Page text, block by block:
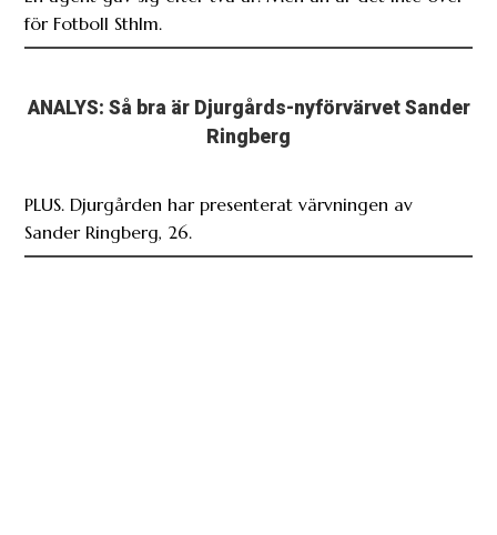
för Fotboll Sthlm.
ANALYS: Så bra är Djurgårds-nyförvärvet Sander
Ringberg
PLUS. Djurgården har presenterat värvningen av
Sander Ringberg, 26.